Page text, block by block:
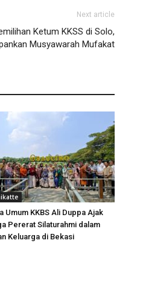
Next article
Ketum KKSS di Solo,
Musyawarah Mufakat
Umum KKBS Ali Duppa Ajak
Pererat Silaturahmi dalam
Keluarga di Bekasi